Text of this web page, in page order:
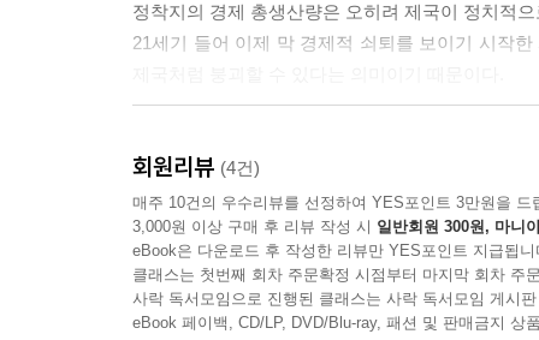
체제가 무너지면서 로마 제국은 하락세에 빠졌다
온 상당한 이주 흐름과 결합해 체계에 추가적인
훈련받은 의사와 간호사에 의존한 덕분에 많은
기능을 멈출 것이다), 의료진 생산 비용의 상당 부
--- 「6장 야만족의 침략」 중에서
제도적, 이념적 차이가 있다는 것은 부인할 수 없
정착지의 경제 총생산량은 오히려 제국이 정치적
21세기 들어 이제 막 경제적 쇠퇴를 보이기 시작
도널드 트럼프, 보리스 존슨 등 일부 서구 지도
이후 꾸준히 이뤄진 연구에 따르면, 기번의 주장
문화적 통합을 이룰 수 있게 했다. 한편 저자들은
이익이 된다고 말한다. 고령화와 저출산으로 공
성장을 멈춘 일본의 이민 정책을 그 근거로 든다.
회원리뷰 (4건)
매주 10건의 우수리뷰를 선정하여 YES포인트 3만원을 드
3,000원 이상 구매 후 리뷰 작성 시 일반회원 300원, 마니
eBook은 다운로드 후 작성한 리뷰만 YES포인트 지급됩니
클래스는 첫번째 회차 주문확정 시점부터 마지막 회차 주
사락 독서모임으로 진행된 클래스는 사락 독서모임 게시
eBook 페이백, CD/LP, DVD/Blu-ray, 패션 및 판매금지 상